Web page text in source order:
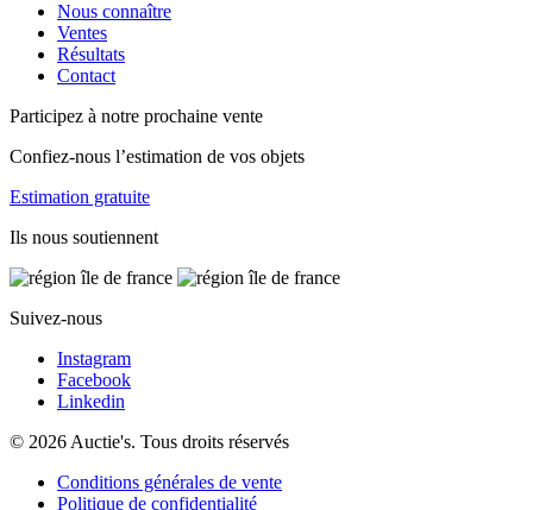
Nous connaître
Ventes
Résultats
Contact
Participez à notre prochaine vente
Confiez-nous l’estimation de vos objets
Estimation gratuite
Ils nous soutiennent
Suivez-nous
Instagram
Facebook
Linkedin
© 2026 Auctie's. Tous droits réservés
Conditions générales de vente
Politique de confidentialité